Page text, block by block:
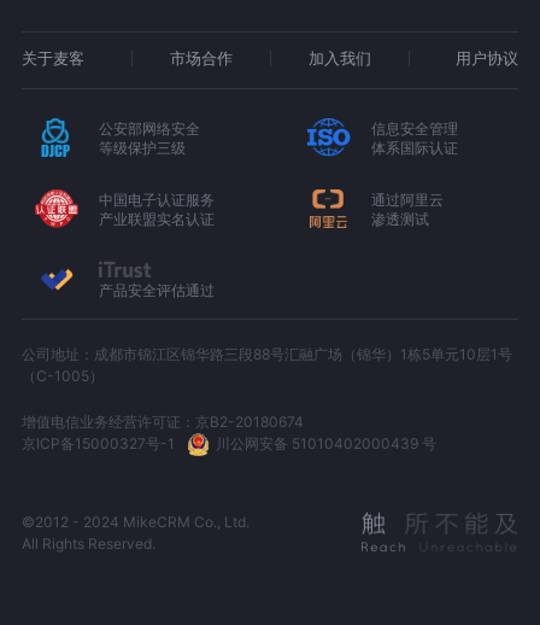
关于麦客 市场合作 加入我们 用户协议
公安部网络安全
等级保护三级
信息安全管理
体系国际认证
中国电子认证服务
产业联盟实名认证
通过阿里云
渗透测试
产品安全评估通过
公司地址：成都市锦江区锦华路三段88号汇融广场（锦华）1栋5单元10层1号
（C-1005）
增值电信业务经营许可证：京B2-20180674
京ICP备15000327号-1
川公网安备 51010402000439 号
©2012 - 2024 MikeCRM Co., Ltd.
All Rights Reserved.